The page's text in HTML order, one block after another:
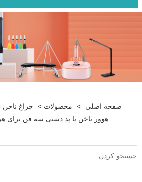
صفحه اصلی > محصولات > چراغ ناخن
هوور ناخن با پد دستی سه فن برای